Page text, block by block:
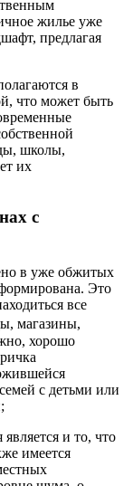
жилье уже
предлагая
в
что может быть
школы,
их
с
в уже обжитых
Это
все
магазины,
хорошо
с детьми или
и то, что
имеется